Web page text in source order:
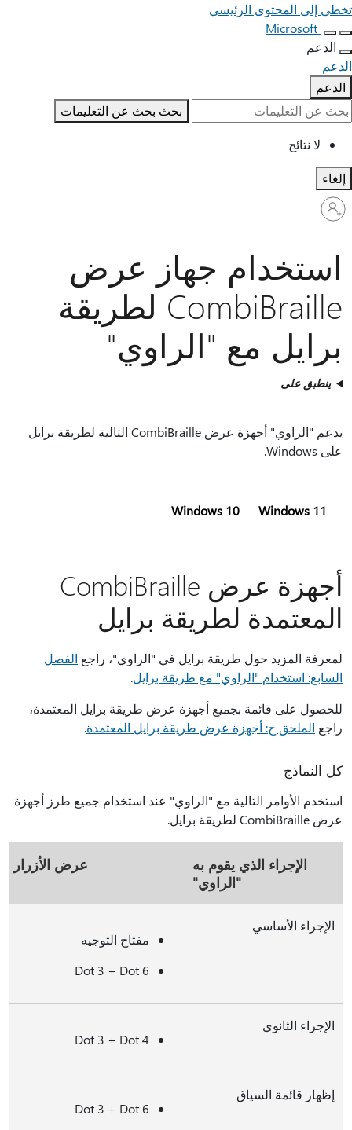
تخطي إلى المحتوى الرئيسي
Microsoft
الدعم
الدعم
الدعم
بحث بحث عن التعليمات
لا نتائج
إلغاء
تسجيل
الدخول
استخدام جهاز عرض
CombiBraille لطريقة
برايل مع "الراوي"
ينطبق على
يدعم "الراوي" أجهزة عرض CombiBraille التالية لطريقة برايل
على Windows.
Windows 11
Windows 10
أجهزة عرض CombiBraille
المعتمدة لطريقة برايل
لمعرفة المزيد حول طريقة برايل في "الراوي"، راجع الفصل
السابع: استخدام "الراوي" مع طريقة برايل.
للحصول على قائمة بجميع أجهزة عرض طريقة برايل المعتمدة،
راجع الملحق ج: أجهزة عرض طريقة برايل المعتمدة.
كل النماذج
استخدم الأوامر التالية مع "الراوي" عند استخدام جميع طرز أجهزة
عرض CombiBraille لطريقة برايل.
الإجراء الذي يقوم به
"الراوي"
عرض الأزرار
الإجراء الأساسي
مفتاح التوجيه
Dot 3 + Dot 6
الإجراء الثانوي
Dot 3 + Dot 4
إظهار قائمة السياق
Dot 3 + Dot 6